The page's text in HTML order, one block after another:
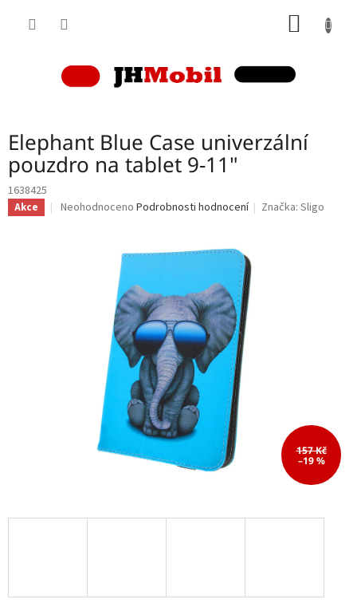
Elephant Blue Case univerzální
pouzdro na tablet 9-11"
1638425
Akce
Průměrné
Neohodnoceno Podrobnosti hodnocení Značka:Sligo
157 Kč
–19 %